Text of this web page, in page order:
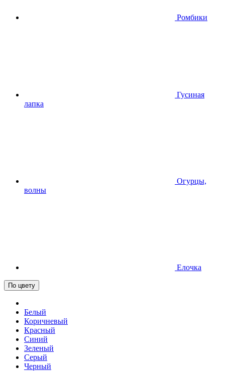
Ромбики
Гусиная
лапка
Огурцы,
волны
Елочка
По цвету
Белый
Коричневый
Красный
Синий
Зеленый
Серый
Черный